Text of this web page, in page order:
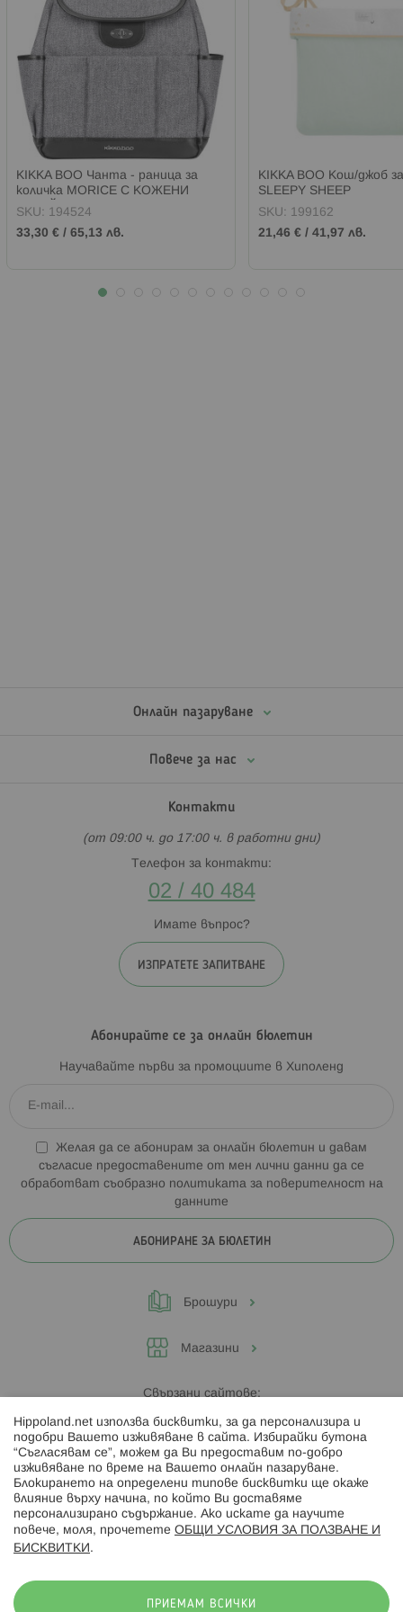
KIKKA BOO Чанта - раница за
количка MORICE С КОЖЕНИ
ДЕТАЙЛИ GREY
SKU: 194524
33,30 € / 65,13 лв.
KIKKA BOO Кош/джоб
SLEEPY SHEEP
SKU: 199162
21,46 € / 41,97 лв.
Онлайн пазаруване
Повече за нас
Контакти
(от 09:00 ч. до 17:00 ч. в работни дни)
Телефон за контакти:
02 / 40 484
Имате въпрос?
ИЗПРАТЕТЕ ЗАПИТВАНЕ
Абонирайте се за онлайн бюлетин
Научавайте първи за промоциите в Хиполенд
Желая да се абонирам за онлайн бюлетин и давам
съгласие предоставените от мен лични данни да се
обработват съобразно политиката за поверителност на
данните
АБОНИРАНЕ ЗА БЮЛЕТИН
Брошури
Магазини
Свързани сайтове:
Hippoland.ro
Последвайте ни:
Hippoland.net използва бисквитки, за да персонализира и
подобри Вашето изживяване в сайта. Избирайки бутона
“Съгласявам се”, можем да Ви предоставим по-добро
изживяване по време на Вашето онлайн пазаруване.
Блокирането на определени типове бисквитки ще окаже
влияние върху начина, по който Ви доставяме
персонализирано съдържание. Ако искате да научите
повече, моля, прочетете ОБЩИ УСЛОВИЯ ЗА ПОЛЗВАНЕ И
БИСКВИТКИ .
ПРИЕМАМ ВСИЧКИ